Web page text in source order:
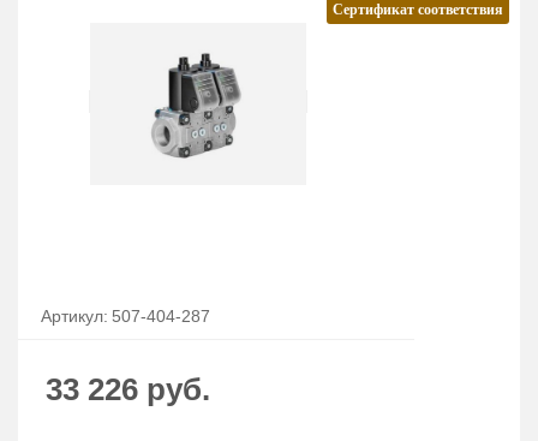
Сертификат соответствия
Артикул: 507-404-287
33 226 руб.